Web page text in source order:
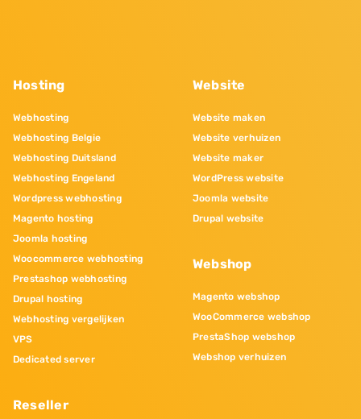
Hosting
Webhosting
Webhosting Belgie
Webhosting Duitsland
Webhosting Engeland
Wordpress webhosting
Magento hosting
Joomla hosting
Woocommerce webhosting
Prestashop webhosting
Drupal hosting
Webhosting vergelijken
VPS
Dedicated server
Reseller
Website
Website maken
Website verhuizen
Website maker
WordPress website
Joomla website
Drupal website
Webshop
Magento webshop
WooCommerce webshop
PrestaShop webshop
Webshop verhuizen